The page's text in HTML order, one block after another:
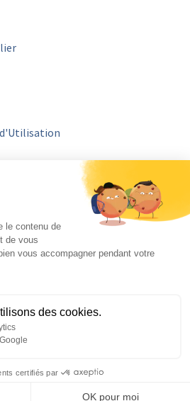
le contenu de
de vous
vous accompagner pendant votre
des cookies.
certifiés par
OK pour moi
SAS. Tous droits réservés